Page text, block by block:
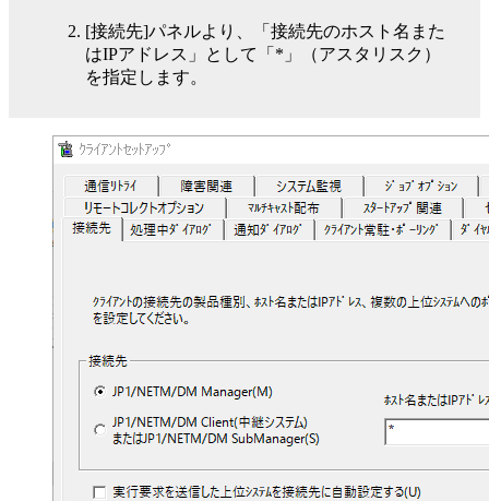
[接続先]パネルより、「接続先のホスト名また
はIPアドレス」として「*」（アスタリスク）
を指定します。